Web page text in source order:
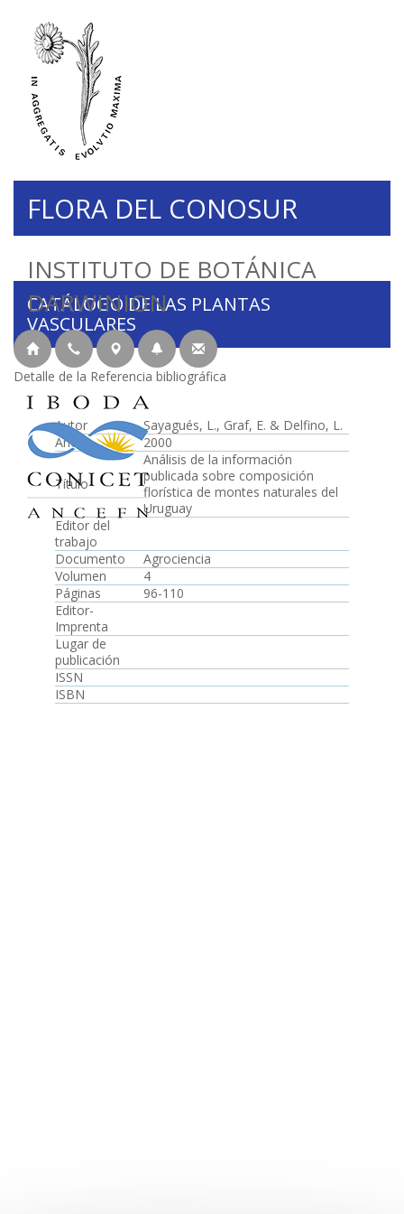
INSTITUTO DE BOTÁNICA
DARWINION
FLORA DEL CONOSUR
CATÁLOGO DE LAS PLANTAS
VASCULARES
Detalle de la Referencia bibliográfica
Autor
Sayagués, L., Graf, E. & Delfino, L.
Año
2000
Título
Análisis de la información
publicada sobre composición
florística de montes naturales del
Uruguay
Editor del
trabajo
Documento
Agrociencia
Volumen
4
Páginas
96-110
Editor-
Imprenta
Lugar de
publicación
ISSN
ISBN